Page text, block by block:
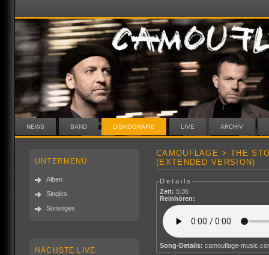
NEWS BAND DISKOGRAFIE LIVE ARCHIV
UNTERMENÜ
Alben
Singles
Sonstiges
NÄCHSTE LIVE
CAMOUFLAGE > THE
(EXTENDED VERSION)
Details
Zeit: 5:36
Reinhören:
Song-Details: camouflage-